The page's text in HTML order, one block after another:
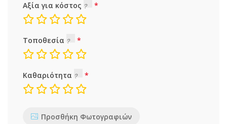
Αξία για κόστος
Τοποθεσία
Καθαριότητα
Προσθήκη Φωτογραφιών